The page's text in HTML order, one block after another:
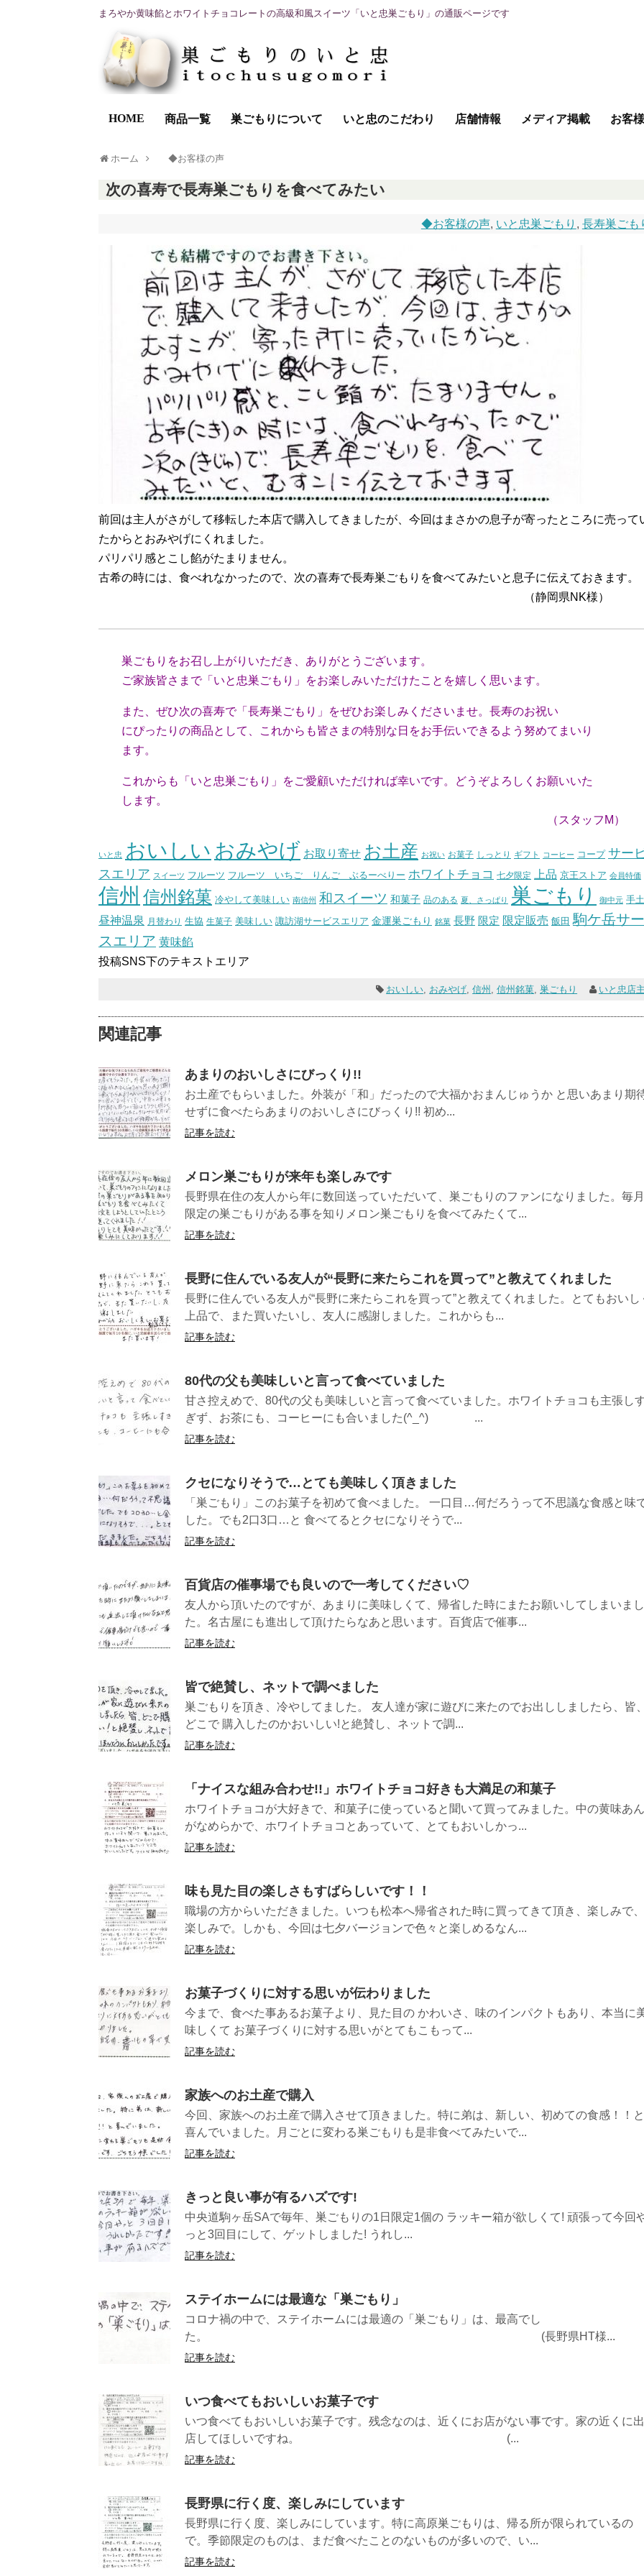
まろやか黄味餡とホワイトチョコレートの高級和風スイーツ「いと忠巣ごもり」の通販ページです
HOME 商品一覧 巣ごもりについて いと忠のこだわり 店舗情報 メディア掲載 お客
ホーム ◆お客様の声
次の喜寿で長寿巣ごもりを食べてみたい
◆お客様の声, いと忠巣ごもり , 長寿巣ごも
前回は主人がさがして移転した本店で購入してきましたが、今回はまさかの息子が寄ったところに売って
たからとおみやげにくれました。
パリパリ感とこし餡がたまりません。
古希の時には、食べれなかったので、次の喜寿で長寿巣ごもりを食べてみたいと息子に伝えておきます。
（静岡県NK様）
巣ごもりをお召し上がりいただき、ありがとうございます。
ご家族皆さまで「いと忠巣ごもり」をお楽しみいただけたことを嬉しく思います。
また、ぜひ次の喜寿で「長寿巣ごも り」をぜひお楽しみくださいませ。長寿のお祝い
にぴったりの商品として、これからも皆さまの特別な日をお手伝いできるよう努めてまいり
ます。
これからも「いと忠巣ごもり」をご愛顧いただければ幸いです。どうぞよろしくお願いいた
します。
（スタッフM）
いと忠 おいしい おみやげ お取り寄せ お土産 お祝い お菓子 しっとり ギフト コーヒー コープ サー
スエリア スイーツ フルーツ フルーツ いちご りんご ぶるーべりー ホワイトチョコ 七夕限定 上品 京王ストア 会員特価
信州 信州銘菓 冷やして美味しい 南信州 和スイーツ 和菓子 品のある 夏、さっぱり 巣ごもり 御中元 手
昼神温泉 月替わり 生協 生菓子 美味しい 諏訪湖サービスエリア 金運巣ごもり 銘菓 長野 限定 限定販売 飯田 駒ケ岳サ
スエリア 黄味餡
投稿SNS下のテキストエリア
おいしい, おみやげ,信州 ,信州銘菓,巣ごもり いと忠店主
関連記事
あまりのおいしさにびっくり!!
お土産でもらいました。外装が「和」だったので大福かおまんじゅうか と思いあまり期
せずに食べたらあまりのおいしさにびっくり!! 初め...
記事を読む
メロン巣ごもりが来年も楽しみです
長野県在住の友人から年に数回送っていただいて、巣ごもりのファンになりました。毎月
限定の巣ごもりがある事を知りメロン巣ごもりを食べてみたくて...
記事を読む
長野に住んでいる友人が“長野に来たらこれを買って”と教えてくれました
長野に住んでいる友人が“長野に来たらこれを買って”と教えてくれました。とてもおいし
上品で、また買いたいし、友人に感謝しました。これからも...
記事を読む
80代の父も美味しいと言って食べていました
甘さ控えめで、80代の父も美味しいと言って食べていました。ホワイトチョコも主張し
ぎず、お茶にも、コーヒーにも合いました(^_^) ...
記事を読む
クセになりそうで…とても美味しく頂きました
「巣ごもり」このお菓子を初めて食べました。 一口目…何だろうって不思議な食感と味
した。でも2口3口…と 食べてるとクセになりそうで...
記事を読む
百貨店の催事場でも良いので一考してください♡
友人から頂いたのですが、あまりに美味しくて、帰省した時にまたお願いしてしまいまし
た。名古屋にも進出して頂けたらなあと思います。百貨店で催事...
記事を読む
皆で絶賛し、ネットで調べました
巣ごもりを頂き、冷やしてました。 友人達が家に遊びに来たのでお出ししましたら、皆、
どこで 購入したのかおいしい!と絶賛し、ネットで調...
記事を読む
「ナイスな組み合わせ!!」ホワイトチョコ好きも大満足の和菓子
ホワイトチョコが大好きで、和菓子に使っていると聞いて買ってみました。中の黄味あん
がなめらかで、ホワイトチョコとあっていて、とてもおいしかっ...
記事を読む
味も見た目の楽しさもすばらしいです！！
職場の方からいただきました。いつも松本へ帰省された時に買ってきて頂き、楽しみで、
楽しみで。しかも、今回は七夕バージョンで色々と楽しめるなん...
記事を読む
お菓子づくりに対する思いが伝わりました
今まで、食べた事あるお菓子より、見た目の かわいさ、味のインパクトもあり、本当に
味しくて お菓子づくりに対する思いがとてもこもって...
記事を読む
家族へのお土産で購入
今回、家族へのお土産で購入させて頂きました。特に弟は、新しい、初めての食感！！と
喜んでいました。月ごとに変わる巣ごもりも是非食べてみたいで...
記事を読む
きっと良い事が有るハズです!
中央道駒ヶ岳SAで毎年、巣ごもりの1日限定1個の ラッキー箱が欲しくて! 頑張って今回
っと3回目にして、ゲットしました! うれし...
記事を読む
ステイホームには最適な「巣ごもり」
コロナ禍の中で、ステイホームには最適の「巣ごもり」は、最高でし
た。 (長野県HT様...
記事を読む
いつ食べてもおいしいお菓子です
いつ食べてもおいしいお菓子です。残念なのは、近くにお店がない事です。家の近くに出
店してほしいですね。 (...
記事を読む
長野県に行く度、楽しみにしています
長野県に行く度、楽しみにしています。特に高原巣ごもりは、帰る所が限られているの
で。季節限定のものは、まだ食べたことのないものが多いので、い...
記事を読む